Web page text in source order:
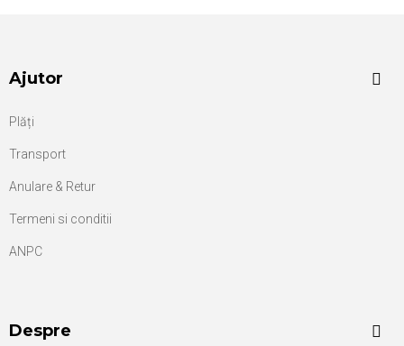
Ajutor
Plăți
Transport
Anulare & Retur
Termeni si conditii
ANPC
Despre